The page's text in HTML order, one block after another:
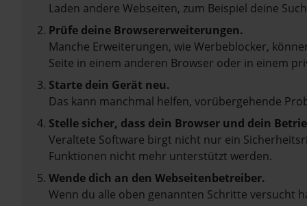
Laden andere Webseiten, zum Beispiel deine
Prüfe deine Browsererweiterungen.
Manche Erweiterungen, wie Werbeblocker,
Seite in einem anderen Browser oder in einem
Starte dein Gerät neu.
Das kann manchmal helfen, vorübergehende
Stelle sicher, dass dein Browser und dein
Veraltete Software birgt nicht nur ein
Funktionen nicht mehr unterstützt werden.
Wende dich an den Webseitenbetreiber.
Wenn du alle oben genannten Schritte versucht